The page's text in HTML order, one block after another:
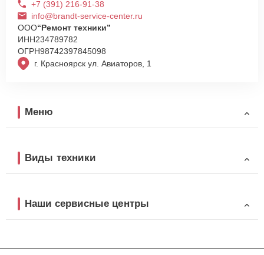
г. Красноярск ул. Авиаторов, 1
+7 (391) 216-91-38
info@brandt-service-center.ru
ООО“Ремонт техники”
ИНН234789782
ОГРН98742397845098
Меню
Виды техники
Наши сервисные центры